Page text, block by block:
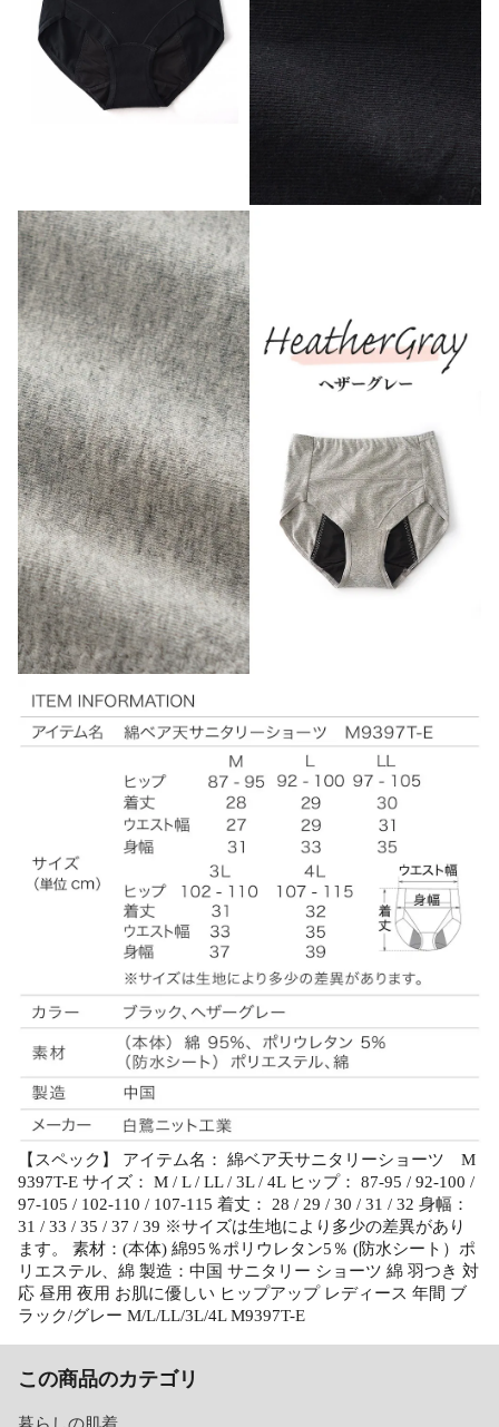
【スペック】 アイテム名： 綿ベア天サニタリーショーツ M
9397T-E サイズ： M / L / LL / 3L / 4L ヒップ： 87-95 / 92-100 /
97-105 / 102-110 / 107-115 着丈： 28 / 29 / 30 / 31 / 32 身幅：
31 / 33 / 35 / 37 / 39 ※サイズは生地により多少の差異があり
ます。 素材：(本体) 綿95％ポリウレタン5％ (防水シート）ポ
リエステル、綿 製造：中国 サニタリー ショーツ 綿 羽つき 対
応 昼用 夜用 お肌に優しい ヒップアップ レディース 年間 ブ
ラック/グレー M/L/LL/3L/4L M9397T-E
この商品のカテゴリ